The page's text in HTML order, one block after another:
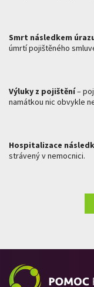
Smrt následkem
úmrtí pojištěného
Výluky z pojištění–
namátkou nic obvykle
Hospitalizace
strávený v nemocnici.